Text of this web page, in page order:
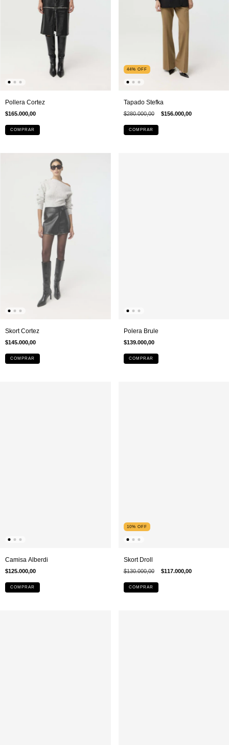
Pollera Cortez
$165.000,00
COMPRAR
44% OFF
Tapado Stefka
$280.000,00 $156.000,00
COMPRAR
Skort Cortez
$145.000,00
COMPRAR
Polera Brule
$139.000,00
COMPRAR
Camisa Alberdi
$125.000,00
COMPRAR
10% OFF
Skort Droll
$130.000,00 $117.000,00
COMPRAR